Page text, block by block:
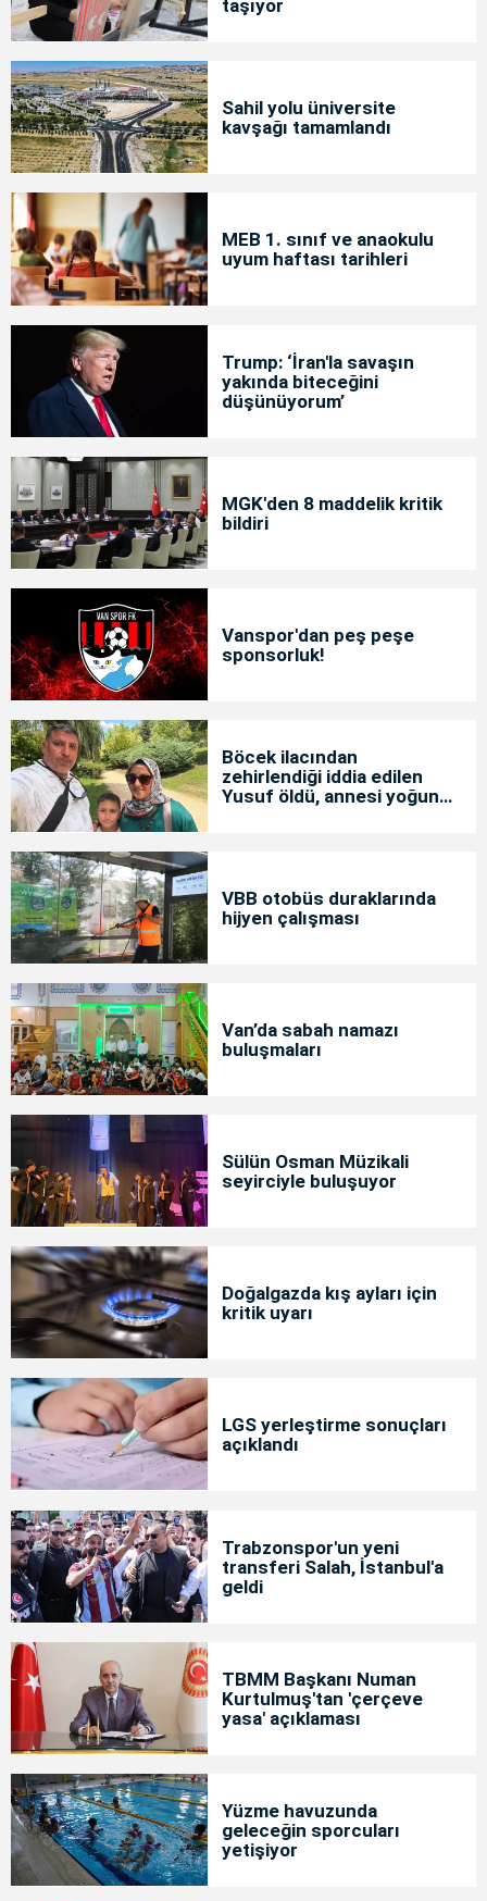
taşıyor
Sahil yolu üniversite
kavşağı tamamlandı
MEB 1. sınıf ve anaokulu
uyum haftası tarihleri
Trump: ‘İran'la savaşın
yakında biteceğini
düşünüyorum’
MGK'den 8 maddelik kritik
bildiri
Vanspor'dan peş peşe
sponsorluk!
Böcek ilacından
zehirlendiği iddia edilen
Yusuf öldü, annesi yoğun
VBB otobüs duraklarında
hijyen çalışması
Van’da sabah namazı
buluşmaları
Sülün Osman Müzikali
seyirciyle buluşuyor
Doğalgazda kış ayları için
kritik uyarı
LGS yerleştirme sonuçları
açıklandı
Trabzonspor'un yeni
transferi Salah, İstanbul'a
geldi
TBMM Başkanı Numan
Kurtulmuş'tan 'çerçeve
yasa' açıklaması
Yüzme havuzunda
geleceğin sporcuları
yetişiyor